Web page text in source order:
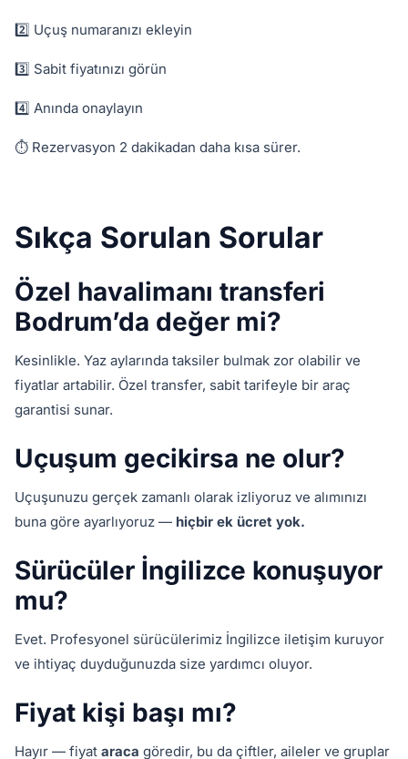
2️⃣ Uçuş numaranızı ekleyin
3️⃣ Sabit fiyatınızı görün
4️⃣ Anında onaylayın
⏱ Rezervasyon 2 dakikadan daha kısa sürer.
Sıkça Sorulan Sorular
Özel havalimanı transferi
Bodrum’da değer mi?
Kesinlikle. Yaz aylarında taksiler bulmak zor olabilir ve
fiyatlar artabilir. Özel transfer, sabit tarifeyle bir araç
garantisi sunar.
Uçuşum gecikirsa ne olur?
Uçuşunuzu gerçek zamanlı olarak izliyoruz ve alımınızı
buna göre ayarlıyoruz — hiçbir ek ücret yok.
Sürücüler İngilizce konuşuyor
mu?
Evet. Profesyonel sürücülerimiz İngilizce iletişim kuruyor
ve ihtiyaç duyduğunuzda size yardımcı oluyor.
Fiyat kişi başı mı?
Hayır — fiyat araca göredir, bu da çiftler, aileler ve gruplar